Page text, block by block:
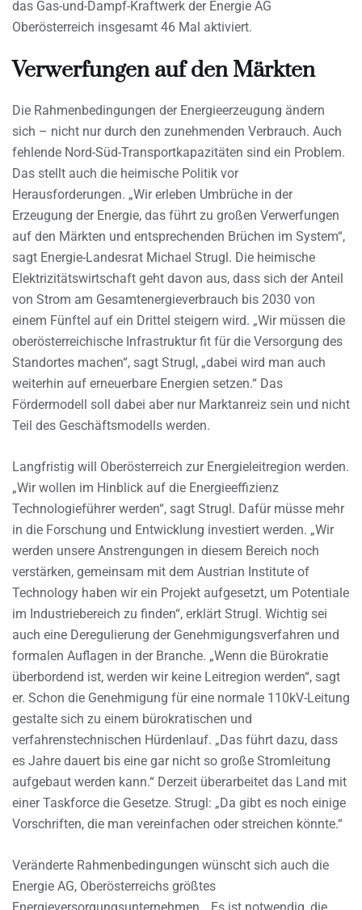
das Gas-und-Dampf-Kraftwerk der Energie AG
Oberösterreich insgesamt 46 Mal aktiviert.
Verwerfungen auf den Märkten
Die Rahmenbedingungen der Energieerzeugung ändern
sich – nicht nur durch den zunehmenden Verbrauch. Auch
fehlende Nord-Süd-Transportkapazitäten sind ein Problem.
Das stellt auch die heimische Politik vor
Herausforderungen. „Wir erleben Umbrüche in der
Erzeugung der Energie, das führt zu großen Verwerfungen
auf den Märkten und entsprechenden Brüchen im System“,
sagt Energie-Landesrat Michael Strugl. Die heimische
Elektrizitätswirtschaft geht davon aus, dass sich der Anteil
von Strom am Gesamtenergieverbrauch bis 2030 von
einem Fünftel auf ein Drittel steigern wird. „Wir müssen die
oberösterreichische Infrastruktur fit für die Versorgung des
Standortes machen“, sagt Strugl, „dabei wird man auch
weiterhin auf erneuerbare Energien setzen.“ Das
Fördermodell soll dabei aber nur Marktanreiz sein und nicht
Teil des Geschäftsmodells werden.
Langfristig will Oberösterreich zur Energieleitregion werden.
„Wir wollen im Hinblick auf die Energieeffizienz
Technologieführer werden“, sagt Strugl. Dafür müsse mehr
in die Forschung und Entwicklung investiert werden. „Wir
werden unsere Anstrengungen in diesem Bereich noch
verstärken, gemeinsam mit dem Austrian Institute of
Technology haben wir ein Projekt aufgesetzt, um Potentiale
im Industriebereich zu finden“, erklärt Strugl. Wichtig sei
auch eine Deregulierung der Genehmigungsverfahren und
formalen Auflagen in der Branche. „Wenn die Bürokratie
überbordend ist, werden wir keine Leitregion werden“, sagt
er. Schon die Genehmigung für eine normale 110kV-Leitung
gestalte sich zu einem bürokratischen und
verfahrenstechnischen Hürdenlauf. „Das führt dazu, dass
es Jahre dauert bis eine gar nicht so große Stromleitung
aufgebaut werden kann.“ Derzeit überarbeitet das Land mit
einer Taskforce die Gesetze. Strugl: „Da gibt es noch einige
Vorschriften, die man vereinfachen oder streichen könnte.“
Veränderte Rahmenbedingungen wünscht sich auch die
Energie AG, Oberösterreichs größtes